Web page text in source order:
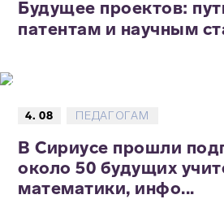
Будущее проектов:
патентам и научным
4. 08 ПЕДАГОГАМ
В Сириусе прошли
около 50 будущих
математики, инфо...